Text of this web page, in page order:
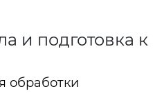
и подготовка к
обработки